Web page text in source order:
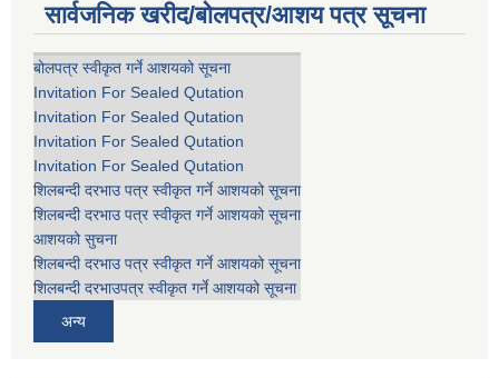
सार्वजनिक खरीद/बोलपत्र/आशय पत्र सूचना
बोलपत्र स्वीकृत गर्ने आशयको सूचना
Invitation For Sealed Qutation
Invitation For Sealed Qutation
Invitation For Sealed Qutation
Invitation For Sealed Qutation
शिलबन्दी दरभाउ पत्र स्वीकृत गर्ने आशयको सूचना
शिलबन्दी दरभाउ पत्र स्वीकृत गर्ने आशयको सूचना
आशयको सुचना
शिलबन्दी दरभाउ पत्र स्वीकृत गर्ने आशयको सूचना
शिलबन्दी दरभाउपत्र स्वीकृत गर्ने आशयको सूचना
अन्य